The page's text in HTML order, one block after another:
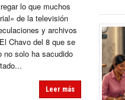
lo que muchos
de la televisión
y archivos
Chavo del 8 que se
no solo ha sacudido
Leer más